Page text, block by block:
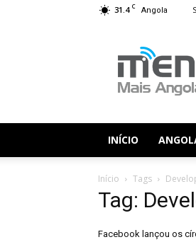
31.4 C Angola
INÍCIO
Início Tags
Tag:
Facebook lançou os